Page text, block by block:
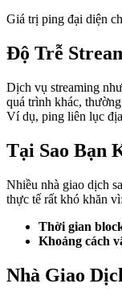
Giá trị ping đại diện
Độ Trễ
Dịch vụ streaming
quá trình khác,
Ví dụ, ping liên lục
Tại Sao Bạn
Nhiều nhà giao dịch
thực tế rất khó khăn vì:
Thời gian
Khoảng cách
Nhà Giao